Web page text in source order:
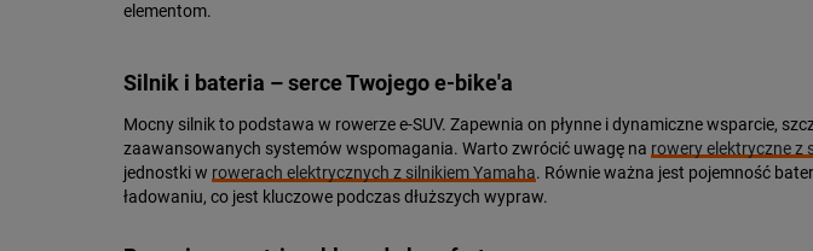
elementom.
Silnik i bateria – serce Twojego e-bike'a
Mocny silnik to podstawa w rowerze e-SUV. Zapewnia on płynne i dynamiczne wsparcie,
zaawansowanych systemów wspomagania. Warto zwrócić uwagę na rowery elektryczne z
jednostki w rowerach elektrycznych z silnikiem Yamaha. Równie ważna jest pojemność
ładowaniu, co jest kluczowe podczas dłuższych wypraw.